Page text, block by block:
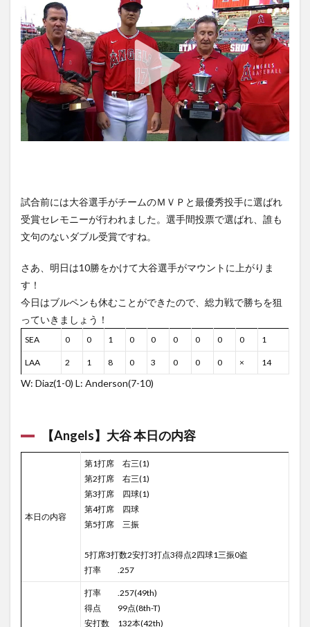
試合前には大谷選手がチームのＭＶＰと最優秀投手に選ばれ
受賞セレモニーが行われました。選手間投票で選ばれ、誰も
文句のないダブル受賞ですね。
さあ、明日は10勝をかけて大谷選手がマウントに上がりま
す！
今日はブルペンも休むことができたので、総力戦で勝ちを狙
っていきましょう！
SEA 0 0 1 0 0 0 0 0 0 1
LAA 2 1 8 0 3 0 0 0 × 14
W: Diaz(1-0) L: Anderson(7-10)
【Angels】大谷 本日の内容
本日の内容
第1打席 右三(1)
第2打席 右三(1)
第3打席 四球(1)
第4打席 四球
第5打席 三振
5打席3打数2安打3打点3得点2四球1三振0盗
打率 .257
打率 .257(49th)
得点 99点(8th-T)
安打数 132本(42th)